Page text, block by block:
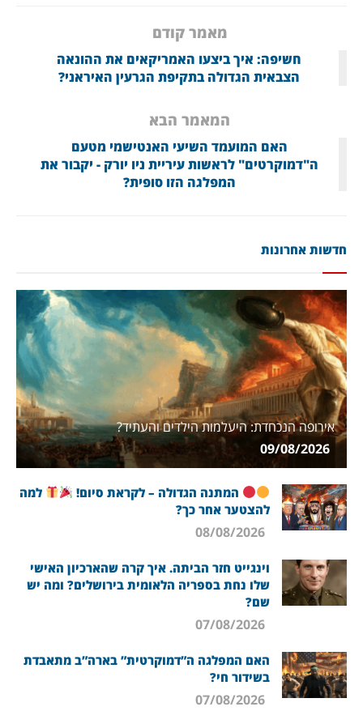
מאמר קודם
חשיפה: איך ביצעו האמריקאים את ההונאה
הצבאית הגדולה בתקיפת הגרעין האיראני?
המאמר הבא
האם המועמד השיעי האנטישמי מטעם
ה"דמוקרטים" לראשות עיריית ניו יורק - יקבור את
המפלגה הזו סופית?
חדשות אחרונות
אירופה הנכחדת: היעלמות הילדים והעתיד?
המתנה הגדולה – לקראת סיום!
למה
להצטער אחר כך?
וינגייט חזר הביתה. איך קרה שהארכיון האישי
שלו נחת בספריה הלאומית בירושלים? ומה יש
שם?
האם המפלגה ה”דמוקרטית” בארה”ב מתאבדת
בשידור חי?